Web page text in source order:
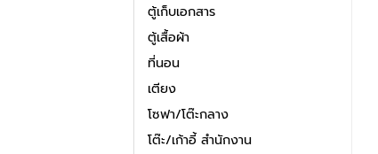
ตู้เก็บเอกสาร
ตู้เสื้อผ้า
ที่นอน
เตียง
โซฟา/โต๊ะกลาง
โต๊ะ/เก้าอี้ สำนักงาน